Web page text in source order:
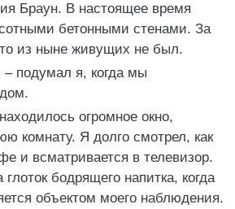
Браун. В настоящее время
бетонными стенами. За
из ныне живущих не был.
– подумал я, когда мы
огромное окно,
комнату. Я долго смотрел, как
и всматривается в телевизор.
бодрящего напитка, когда
объектом моего наблюдения.